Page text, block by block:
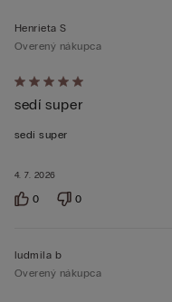
Hodnotenie:
5
z 5
4. 7. 2026
Henrieta S
Overený nákupca
sedí super
sedí super
0 0
ludmila b
Overený nákupca